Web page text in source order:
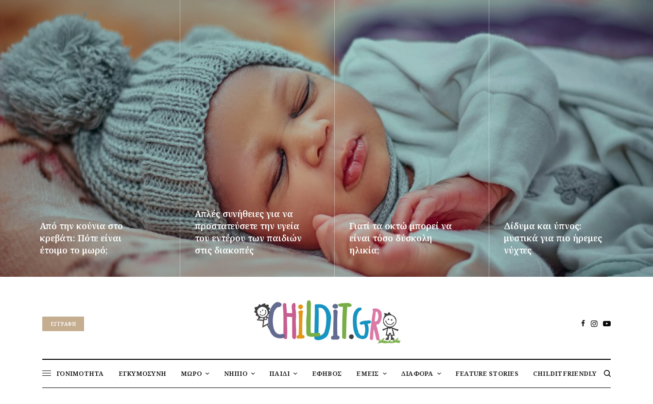
Από την κούνια στο
κρεβάτι: Πότε είναι
έτοιμο το μωρό;
Απλές συνήθειες για να
προστατεύσετε την υγεία
του εντέρου των παιδιών
στις διακοπές
Γιατί τα οκτώ μπορεί να
είναι τόσο δύσκολη
ηλικία;
ΠΕΡΙΣΣΌΤΕΡΑ
Δίδυμα και ύπνος:
μυστικά για πιο ήρεμες
νύχτες
ΠΕΡΙΣΣΌΤΕΡΑ
EΓΓΡΑΦΉ
ΓΟΝΙΜΟΤΗΤΑ ΕΓΚΥΜΟΣΥΝΗ ΜΩΡΟ ΝΗΠΙΟ ΠΑΙΔΙ ΕΦΗΒΟΣ ΕΜΕΙΣ ΔΙΑΦΟΡΑ FEATURE STORIES CHILDITFRIENDLY